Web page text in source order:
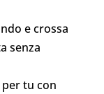
e crossa
senza
tu con